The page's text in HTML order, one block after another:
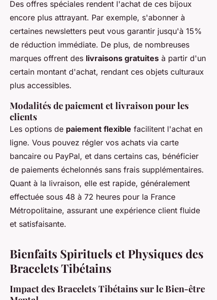
Des offres spéciales rendent l'achat de ces bijoux
encore plus attrayant. Par exemple, s'abonner à
certaines newsletters peut vous garantir jusqu'à 15%
de réduction immédiate. De plus, de nombreuses
marques offrent des livraisons gratuites à partir d'un
certain montant d'achat, rendant ces objets culturaux
plus accessibles.
Modalités de paiement et livraison pour les
clients
Les options de paiement flexible facilitent l'achat en
ligne. Vous pouvez régler vos achats via carte
bancaire ou PayPal, et dans certains cas, bénéficier
de paiements échelonnés sans frais supplémentaires.
Quant à la livraison, elle est rapide, généralement
effectuée sous 48 à 72 heures pour la France
Métropolitaine, assurant une expérience client fluide
et satisfaisante.
Bienfaits Spirituels et Physiques des
Bracelets Tibétains
Impact des Bracelets Tibétains sur le Bien-être